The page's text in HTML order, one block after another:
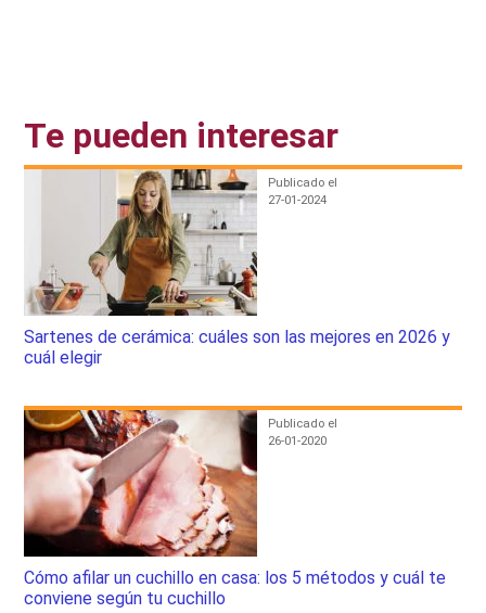
Te pueden interesar
Publicado el
27-01-2024
Sartenes de cerámica: cuáles son las mejores en 2026 y
cuál elegir
Publicado el
26-01-2020
Cómo afilar un cuchillo en casa: los 5 métodos y cuál te
conviene según tu cuchillo